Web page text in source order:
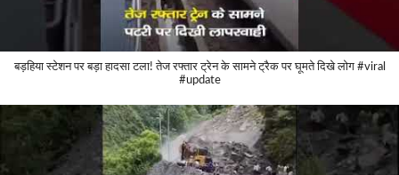
बड़हिया स्टेशन पर बड़ा हादसा टला! तेज रफ्तार ट्रेन के सामने ट्रैक पर घूमते दिखे लोग #viral
#update